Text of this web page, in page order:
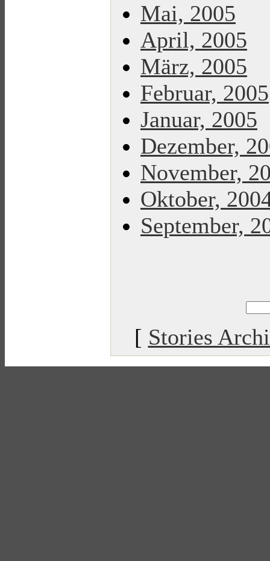
Mai, 2005
April, 2005
März, 2005
Februar, 2005
Januar, 2005
Dezember,
November,
Oktober,
September,
[ Stories